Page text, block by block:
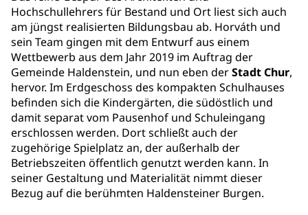
Hochschullehrers für Bestand und Ort liest sich auch
am jüngst realisierten Bildungsbau ab. Horváth und
sein Team gingen mit dem Entwurf aus einem
Wettbewerb aus dem Jahr 2019 im Auftrag der
Gemeinde Haldenstein, und nun eben derStadt Chur,
hervor. Im Erdgeschoss des kompakten Schulhauses
befinden sich die Kindergärten, die südöstlich und
damit separat vom Pausenhof und Schuleingang
erschlossen werden. Dort schließt auch der
zugehörige Spielplatz an, der außerhalb der
Betriebszeiten öffentlich genutzt werden kann. In
seiner Gestaltung und Materialität nimmt dieser
Bezug auf die berühmten Haldensteiner Burgen.